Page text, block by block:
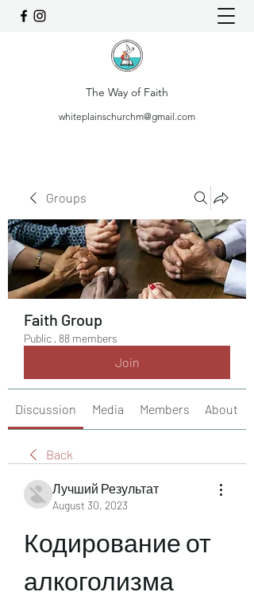
The Way of Faith
whiteplainschurchm@gmail.com
Groups
Faith Group
Public · 88 members
Join
Discussion Media Members About
Back
Лучший Результат
August 30, 2023
Кодирование от
алкоголизма